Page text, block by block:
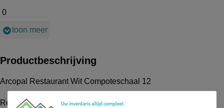
0
toon meer
Productbeschrijving
Arcopal Restaurant Wit Compoteschaal 12
Restaurant Compoteschaal 12cm